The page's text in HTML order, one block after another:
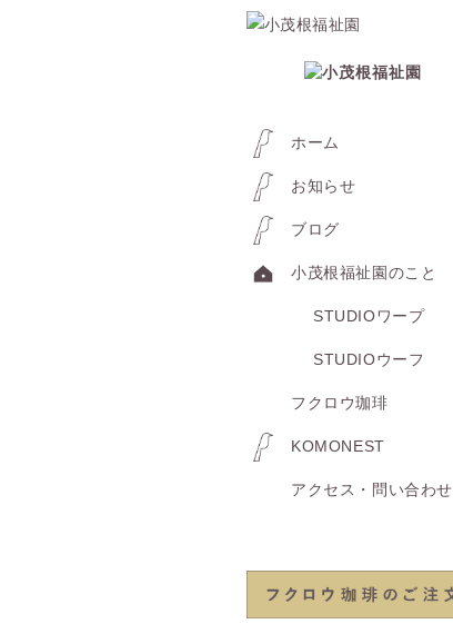
ホーム
お知らせ
ブログ
小茂根福祉園のこと
STUDIOワープ
STUDIOウーフ
フクロウ珈琲
KOMONEST
アクセス・問い合わせ